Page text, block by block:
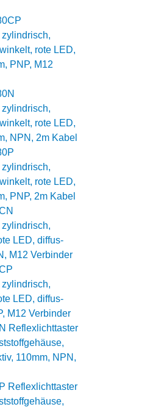
rote LED,
PNP, M12
rote LED,
NPN, 2m Kabel
rote LED,
PNP, 2m Kabel
LED, diffus-
M12 Verbinder
LED, diffus-
M12 Verbinder
Reflexlichttaster
110mm, NPN,
Reflexlichttaster